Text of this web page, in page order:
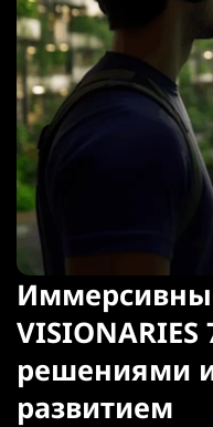
решениями
развитием